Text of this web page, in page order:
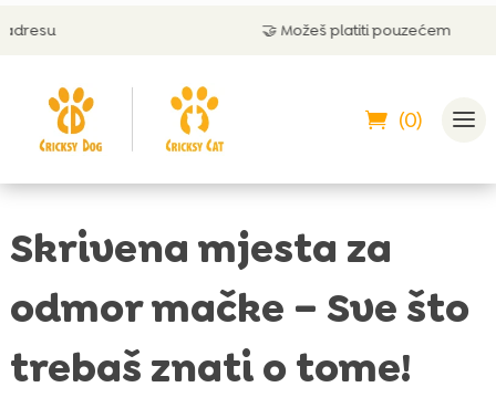
🤝 Možeš platiti pouzećem
(0)
Skrivena mjesta za
odmor mačke – Sve što
trebaš znati o tome!